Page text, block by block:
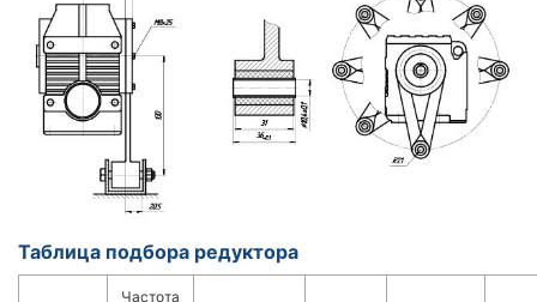
Таблица подбора редуктора
Частота